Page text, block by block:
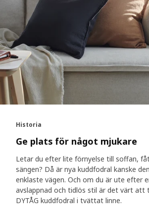
Historia
Ge plats för något mjukare
Letar du efter lite förnyelse till soffan,
sängen? Då är nya kuddfodral kanske
enklaste vägen. Och om du är ute efter
avslappnad och tidlös stil är det värt
DYTÅG kuddfodral i tvättat linne.